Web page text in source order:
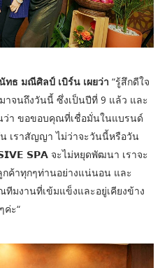
ธ มณีศิลป์ เบิร์น เผยว่า “รู้สึกดีใจ
าจนถึงวันนี้ ซึ่งเป็นปีที่ 9 แล้ว และ
ว่า ขอขอบคุณที่เชื่อมั่นในแบรนด์
เราสัญญา ไม่ว่าจะวันนี้หรือวัน
𝗦𝗣𝗔 จะไม่หยุดพัฒนา เราจะ
ค้าทุกๆท่านอย่างแน่นอน และ
มงานที่เข้มแข็งและอยู่เคียงข้าง
ะ“